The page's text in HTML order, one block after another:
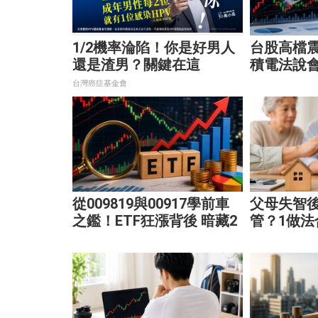
1/2機率淪陷！你是好男人
還是渣男？關鍵在這
台灣癌症基金會
台股高檔
積電法說
從009819與00917學前車
之鑑！ETF狂漲背後 暗藏2
父母失智
管？1做